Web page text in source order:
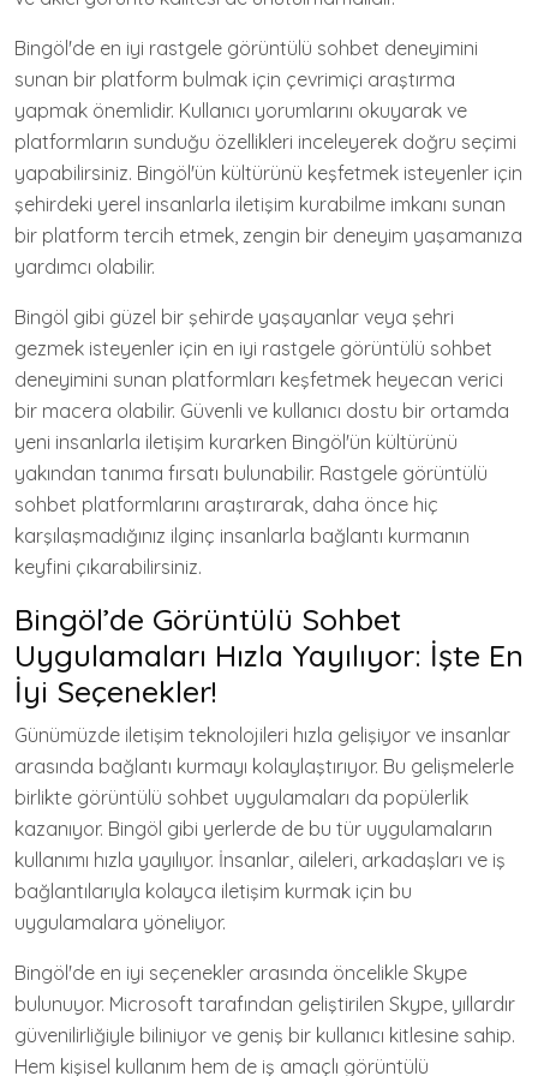
Bingöl'de en iyi rastgele görüntülü sohbet deneyimini
sunan bir platform bulmak için çevrimiçi araştırma
yapmak önemlidir. Kullanıcı yorumlarını okuyarak ve
platformların sunduğu özellikleri inceleyerek doğru seçimi
yapabilirsiniz. Bingöl'ün kültürünü keşfetmek isteyenler için
şehirdeki yerel insanlarla iletişim kurabilme imkanı sunan
bir platform tercih etmek, zengin bir deneyim yaşamanıza
yardımcı olabilir.
Bingöl gibi güzel bir şehirde yaşayanlar veya şehri
gezmek isteyenler için en iyi rastgele görüntülü sohbet
deneyimini sunan platformları keşfetmek heyecan verici
bir macera olabilir. Güvenli ve kullanıcı dostu bir ortamda
yeni insanlarla iletişim kurarken Bingöl'ün kültürünü
yakından tanıma fırsatı bulunabilir. Rastgele görüntülü
sohbet platformlarını araştırarak, daha önce hiç
karşılaşmadığınız ilginç insanlarla bağlantı kurmanın
keyfini çıkarabilirsiniz.
Bingöl’de Görüntülü Sohbet
Uygulamaları Hızla Yayılıyor: İşte En
İyi Seçenekler!
Günümüzde iletişim teknolojileri hızla gelişiyor ve insanlar
arasında bağlantı kurmayı kolaylaştırıyor. Bu gelişmelerle
birlikte görüntülü sohbet uygulamaları da popülerlik
kazanıyor. Bingöl gibi yerlerde de bu tür uygulamaların
kullanımı hızla yayılıyor. İnsanlar, aileleri, arkadaşları ve iş
bağlantılarıyla kolayca iletişim kurmak için bu
uygulamalara yöneliyor.
Bingöl'de en iyi seçenekler arasında öncelikle Skype
bulunuyor. Microsoft tarafından geliştirilen Skype, yıllardır
güvenilirliğiyle biliniyor ve geniş bir kullanıcı kitlesine sahip.
Hem kişisel kullanım hem de iş amaçlı görüntülü